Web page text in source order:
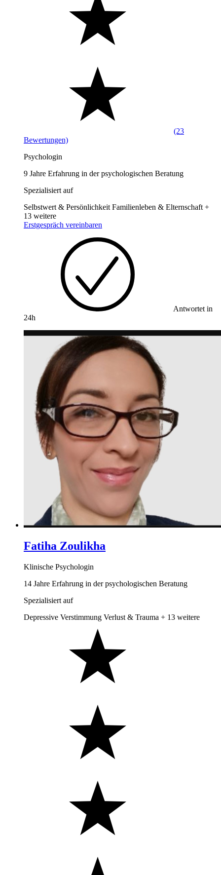
(23
Bewertungen)
Psychologin
9 Jahre Erfahrung in der psychologischen Beratung
Spezialisiert auf
Selbstwert & Persönlichkeit Familienleben & Elternschaft +
13 weitere
Erstgespräch vereinbaren
Antwortet in
24h
Fatiha Zoulikha
Klinische Psychologin
14 Jahre Erfahrung in der psychologischen Beratung
Spezialisiert auf
Depressive Verstimmung Verlust & Trauma + 13 weitere